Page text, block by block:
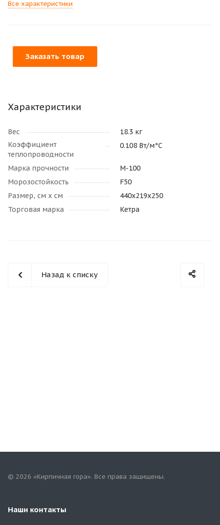
Все характеристики
Заказать товар
Характеристики
Вес
18.3 кг
Коэффициент
теплопроводности
0.108 Вт/м°С
Марка прочности
M-100
Морозостойкость
F50
Размер, см х см
440х219х250
Торговая марка
Кетра
Назад к списку
© 2026 «Кирпичная гора». Все права защищены.
Наши контакты